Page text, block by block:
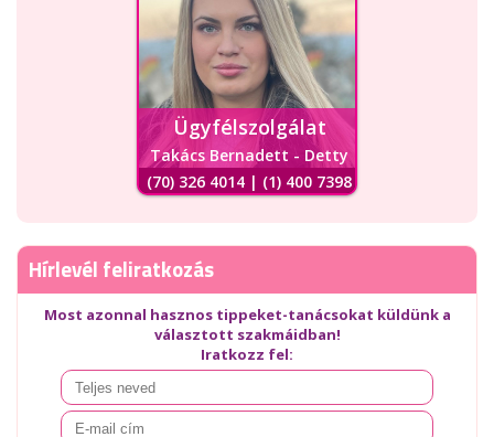
Ügyfélszolgálat
Takács Bernadett - Detty
(70) 326 4014 | (1) 400 7398
Hírlevél feliratkozás
Most azonnal hasznos tippeket-tanácsokat küldünk a
választott szakmáidban!
Iratkozz fel: